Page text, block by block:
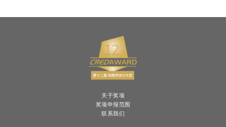
关于奖项
奖项申报范围
联系我们